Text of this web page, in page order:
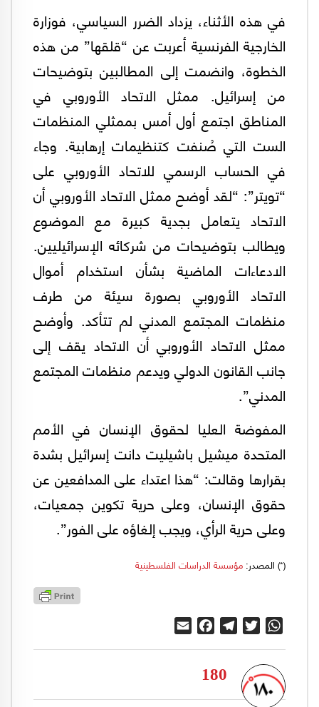
في هذه الأثناء، يزداد الضرر السياسي، فوزارة
الخارجية الفرنسية أعربت عن “قلقها” من هذه
الخطوة، وانضمت إلى المطالبين بتوضيحات
من إسرائيل. ممثل الاتحاد الأوروبي في
المناطق اجتمع أول أمس بممثلي المنظمات
الست التي صُنفت كتنظيمات إرهابية. وجاء
في الحساب الرسمي للاتحاد الأوروبي على
“تويتر”: “لقد أوضح ممثل الاتحاد الأوروبي أن
الاتحاد يتعامل بجدية كبيرة مع الموضوع
ويطالب بتوضيحات من شركائه الإسرائيليين.
الادعاءات الماضية بشأن استخدام أموال
الاتحاد الأوروبي بصورة سيئة من طرف
منظمات المجتمع المدني لم تتأكد. وأوضح
ممثل الاتحاد الأوروبي أن الاتحاد يقف إلى
جانب القانون الدولي ويدعم منظمات المجتمع
المدني”.
المفوضة العليا لحقوق الإنسان في الأمم
المتحدة ميشيل باشيليت دانت إسرائيل بشدة
بقرارها وقالت: “هذا اعتداء على المدافعين عن
حقوق الإنسان، وعلى حرية تكوين جمعيات،
وعلى حرية الرأي، ويجب إلغاؤه على الفور”.
(*) المصدر: مؤسسة الدراسات الفلسطينية
WhatsApp
Twitter
Telegram
Facebook
180